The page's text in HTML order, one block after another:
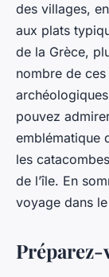
des villages,
aux plats
de la Grèce,
nombre de
pouvez
emblématique
les
de l’île. En
voyage dans
Préparez-